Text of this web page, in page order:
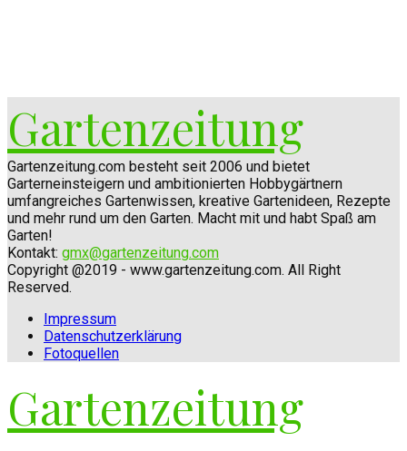
Gartenzeitung
Gartenzeitung.com besteht seit 2006 und bietet
Garterneinsteigern und ambitionierten Hobbygärtnern
umfangreiches Gartenwissen, kreative Gartenideen, Rezepte
und mehr rund um den Garten. Macht mit und habt Spaß am
Garten!
Kontakt: gmx@gartenzeitung.com
Copyright @2019 - www.gartenzeitung.com. All Right
Reserved.
Impressum
Datenschutzerklärung
Fotoquellen
Gartenzeitung